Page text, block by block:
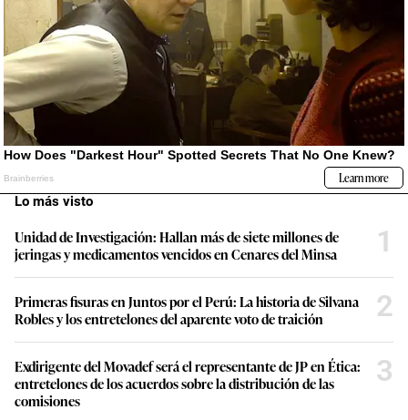
Lo más visto
Unidad de Investigación: Hallan más de siete millones de
jeringas y medicamentos vencidos en Cenares del Minsa
1
Primeras fisuras en Juntos por el Perú: La historia de Silvana
Robles y los entretelones del aparente voto de traición
2
Exdirigente del Movadef será el representante de JP en Ética:
entretelones de los acuerdos sobre la distribución de las
comisiones
3